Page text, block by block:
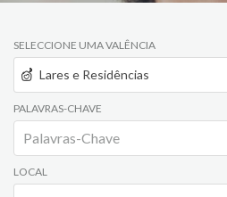
SELECCIONE UMA VALÊNCIA
Lares e Residências
PALAVRAS-CHAVE
LOCAL